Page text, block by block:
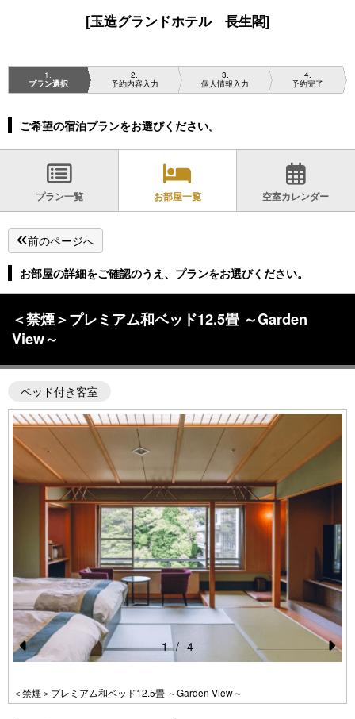
[玉造グランドホテル 長生閣]
1
プラン選択
2
予約内容入力
3
個人情報入力
4
予約完了
ご希望の宿泊プランをお選びください。
プラン一覧 お部屋一覧 空室カレンダー
前のページへ
お部屋の詳細をご確認のうえ、プランをお選びください。
＜禁煙＞プレミアム和ベッド12.5畳 ～Garden
View～
ベッド付き客室
Pr
e
＜禁煙＞プレミアム和ベッド12.5畳 ～Garden View～
N
1 / 4